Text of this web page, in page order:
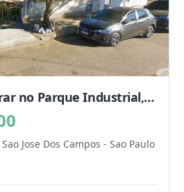
no Parque Industrial,
- SP
Sao Jose Dos Campos - Sao Paulo